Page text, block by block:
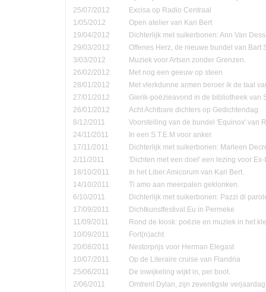
25/07/2012
Excisa op Radio Centraal
1/05/2012
Open atelier van Kari Bert
19/04/2012
Dichterlijk met suikerbonen: Ann Van
29/03/2012
Offenes Herz, de nieuwe bundel van Bart
3/03/2012
Muziek voor Artsen zonder Grenzen.
26/02/2012
Met nog een geeuw op steen
28/01/2012
Met vlerkdunne armen beroer ik de taal
27/01/2012
Gierik-poëzieavond in de bibliotheek van
26/01/2012
Acht Achtbare dichters op Gedichtendag
8/12/2011
Voorstelling van de bundel 'Equinox' van
24/11/2011
In een S.T.E.M voor anker.
17/11/2011
Dichterlijk met suikerbonen: Marleen
2/11/2011
'Dichten met een doel' een lezing voor
18/10/2011
In het Liber Amicorum van Kari Bert.
14/10/2011
Ti amo aan meerpalen geklonken.
6/10/2011
Dichterlijk met suikerbonen: Pazzi di
17/09/2011
Dichtkunstfestival.Eu in Permeke
11/09/2011
Rond de kiosk: poëzie en muziek in het
10/09/2011
Fort(n)acht
20/08/2011
Nestorprijs voor Herman Elegast
10/07/2011
Op de Literaire cruise van Flandria
25/06/2011
De inwijkeling wijkt in, per boot.
2/06/2011
Omtrent Dylan, zijn zeventigste verjaardag